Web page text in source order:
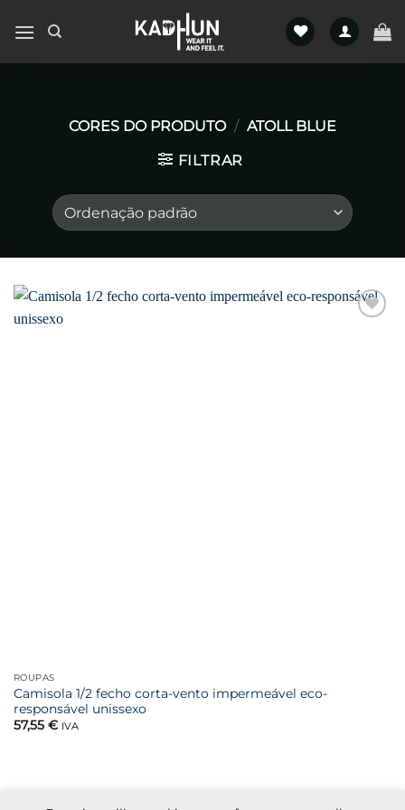
CORES DO PRODUTO / ATOLL BLUE
FILTRAR
ROUPAS
Camisola 1/2 fecho corta-vento impermeável eco-
responsável unissexo
57,55 € IVA